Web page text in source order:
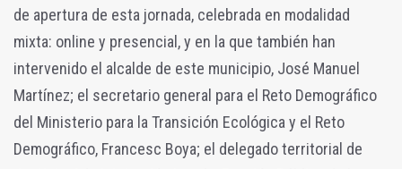
de apertura de esta jornada, celebrada en modalidad
mixta: online y presencial, y en la que también han
intervenido el alcalde de este municipio, José Manuel
Martínez; el secretario general para el Reto Demográfico
del Ministerio para la Transición Ecológica y el Reto
Demográfico, Francesc Boya; el delegado territorial de